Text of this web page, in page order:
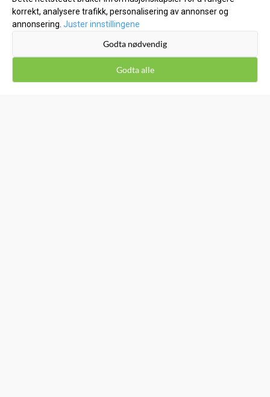
KUNDESERVICE
korrekt, analysere trafikk, personalisering av annonser og
annonsering. Juster innstillingene
Godta nødvendig
Godta alle